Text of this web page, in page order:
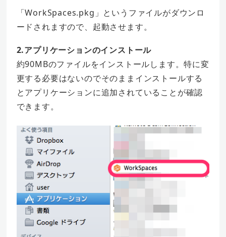
「WorkSpaces.pkg」というファイルがダウンロ
ードされますので、起動させます。
2.アプリケーションのインストール
約90MBのファイルをインストールします。特に変
更する必要はないのでそのままインストールする
とアプリケーションに追加されていることが確認
できます。